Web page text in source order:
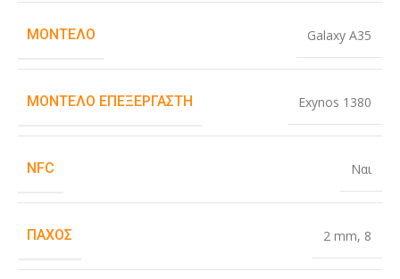
ΜΟΝΤΈΛΟ Galaxy A35
ΜΟΝΤΈΛΟ ΕΠΕΞΕΡΓΑΣΤΉ Exynos 1380
NFC Ναι
ΠΆΧΟΣ 2 mm, 8